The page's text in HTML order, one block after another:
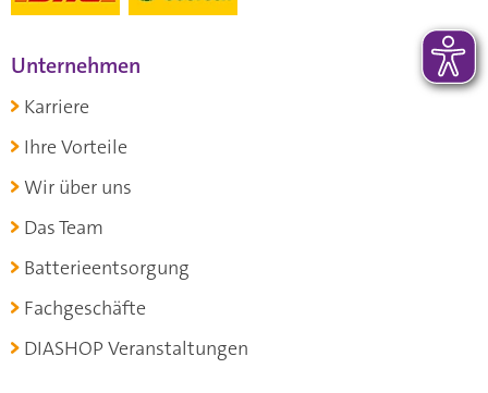
Unternehmen
Karriere
Ihre Vorteile
Wir über uns
Das Team
Batterieentsorgung
Fachgeschäfte
DIASHOP Veranstaltungen